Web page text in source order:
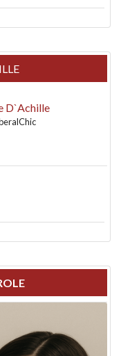
D`Achille